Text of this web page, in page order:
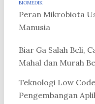
BIOMEDIK
Peran Mikrobiota
Manusia
Biar Ga Salah Beli,
Mahal dan Murah
Teknologi Low
Pengembangan